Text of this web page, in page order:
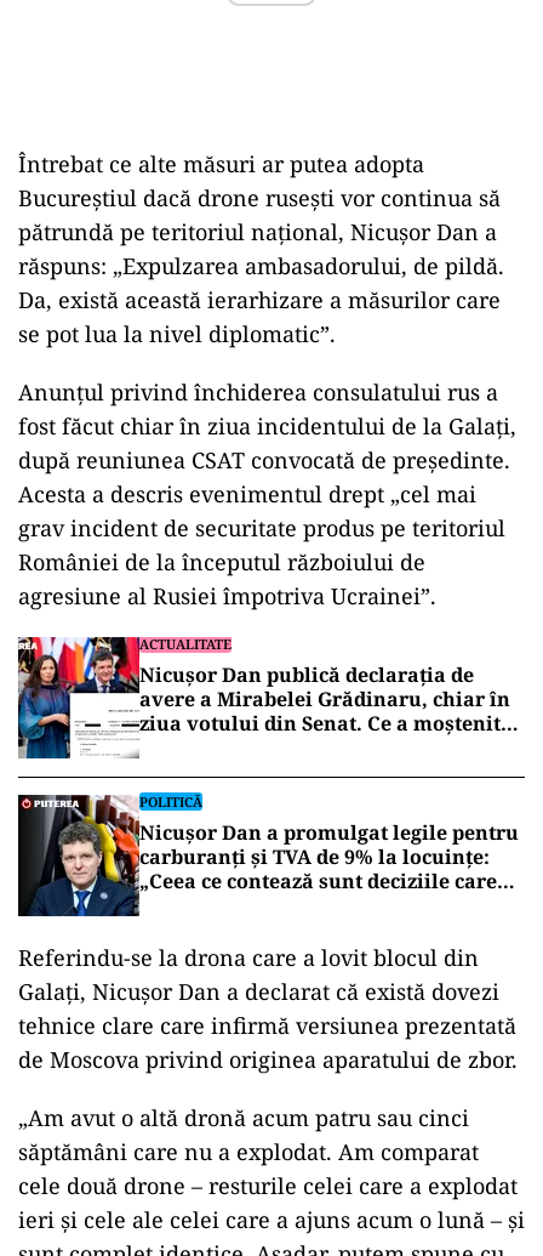
Întrebat ce alte măsuri ar putea adopta
Bucureștiul dacă drone rusești vor continua să
pătrundă pe teritoriul național, Nicușor Dan a
răspuns: „Expulzarea ambasadorului, de pildă.
Da, există această ierarhizare a măsurilor care
se pot lua la nivel diplomatic”.
Anunțul privind închiderea consulatului rus a
fost făcut chiar în ziua incidentului de la Galați,
după reuniunea CSAT convocată de președinte.
Acesta a descris evenimentul drept „cel mai
grav incident de securitate produs pe teritoriul
României de la începutul războiului de
agresiune al Rusiei împotriva Ucrainei”.
ACTUALITATE
Nicușor Dan publică declarația de
avere a Mirabelei Grădinaru, chiar în
ziua votului din Senat. Ce a moștenit
POLITICĂ
Nicușor Dan a promulgat legile pentru
carburanți și TVA de 9% la locuințe:
„Ceea ce contează sunt deciziile care
Referindu-se la drona care a lovit blocul din
Galați, Nicușor Dan a declarat că există dovezi
tehnice clare care infirmă versiunea prezentată
de Moscova privind originea aparatului de zbor.
„Am avut o altă dronă acum patru sau cinci
săptămâni care nu a explodat. Am comparat
cele două drone – resturile celei care a explodat
ieri și cele ale celei care a ajuns acum o lună – și